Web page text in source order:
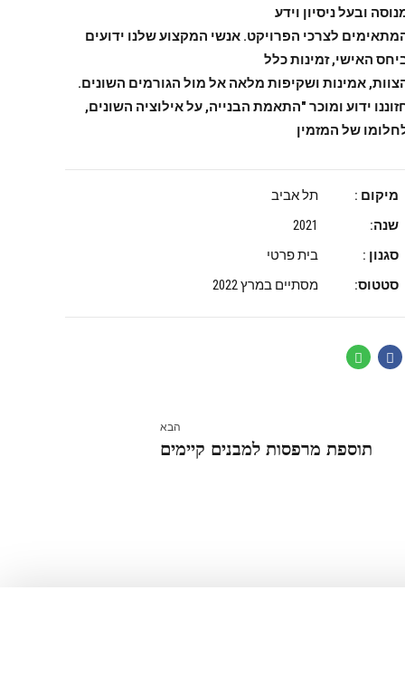
ובעל ניסיון וידע
לצרכי הפרויקט. אנשי המקצוע שלנו ידועים
האישי, זמינות כלל
אמינות ושקיפות מלאה אל מול הגורמים השונים.
ידוע ומוכר "התאמת הבנייה, על אילוציה השונים,
של המזמין
מיקום :
תל אביב
שנה:
2021
סגנון :
בית פרטי
סטטוס:
מסתיים במרץ 2022
הבא
תוספת מרפסות למבנים קיימים